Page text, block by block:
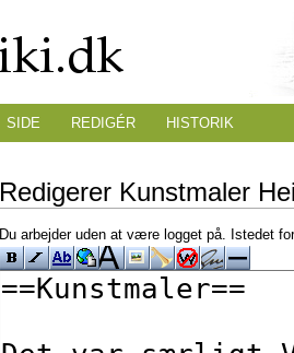
Redigerer Kunstmaler
Du arbejder uden at være logget på. Istedet
SIDE REDIGÉR HISTORIK